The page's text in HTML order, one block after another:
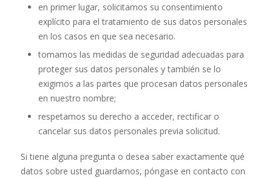
en primer lugar, solicitamos su consentimiento
explícito para el tratamiento de sus datos personales
en los casos en que sea necesario.
tomamos las medidas de seguridad adecuadas para
proteger sus datos personales y también se lo
exigimos a las partes que procesan datos personales
en nuestro nombre;
respetamos su derecho a acceder, rectificar o
cancelar sus datos personales previa solicitud.
Si tiene alguna pregunta o desea saber exactamente qué
datos sobre usted guardamos, póngase en contacto con